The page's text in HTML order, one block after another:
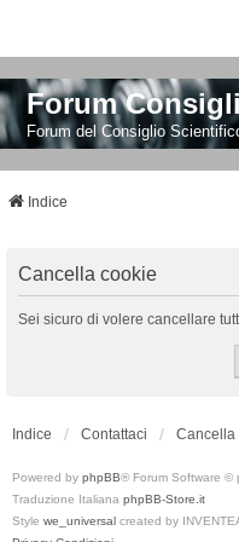
Forum
Forum del Consiglio
Indice
Cancella cookie
Sei sicuro di volere cancellare
Indice Contattaci Cancella
Powered by phpBB® Forum Software ©
Traduzione Italiana phpBB-Store.it
Style we_universal created by